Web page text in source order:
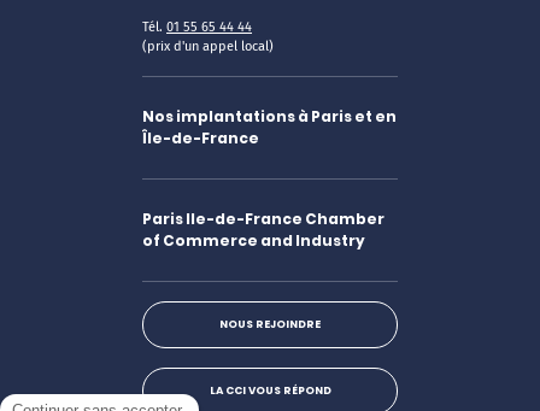
Tél. 01 55 65 44 44
(prix d'un appel local)
Nos implantations à Paris et en
Île-de-France
Paris Ile-de-France Chamber
of Commerce and Industry
NOUS REJOINDRE
LA CCI VOUS RÉPOND